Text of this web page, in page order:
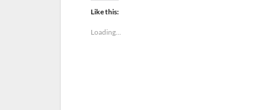
Like this:
Loading...